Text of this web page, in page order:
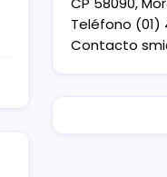
Teléfono (01)
Contacto